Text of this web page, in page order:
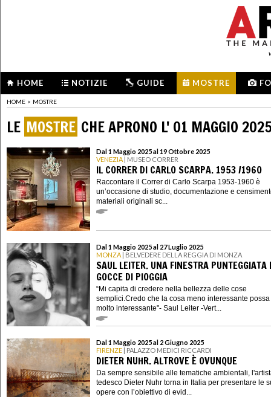
HOME NOTIZIE GUIDE MOSTRE
HOME > MOSTRE
LE MOSTRE CHE APRONO L' 01 MAGGIO
Dal 1 Maggio 2025 al 19 Ottobre 2025
VENEZIA | MUSEO CORRER
IL CORRER DI CARLO SCARPA. 1953 /1960
Raccontare il Correr di Carlo Scarpa 1953-1960 è
un’occasione di studio, documentazione e
materiali originali sc...
Dal 1 Maggio 2025 al 27 Luglio 2025
MONZA | BELVEDERE DELLA REGGIA DI MONZA
SAUL LEITER. UNA FINESTRA PUNTEGGIATA
GOCCE DI PIOGGIA
“Mi capita di credere nella bellezza delle cose
semplici.Credo che la cosa meno interessante
molto interessante"- Saul Leiter -Vert...
Dal 1 Maggio 2025 al 2 Giugno 2025
FIRENZE | PALAZZO MEDICI RICCARDI
DIETER NUHR. ALTROVE È OVUNQUE
Da sempre sensibile alle tematiche ambientali,
tedesco Dieter Nuhr torna in Italia per presentare le
opere con l’obiettivo di evid...